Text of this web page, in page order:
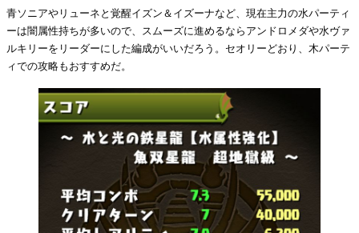
青ソニアやリューネと覚醒イズン＆イズーナなど、現在主力の水パーティ
ーは闇属性持ちが多いので、スムーズに進めるならアンドロメダや水ヴァ
ルキリーをリーダーにした編成がいいだろう。セオリーどおり、木パーテ
ィでの攻略もおすすめだ。